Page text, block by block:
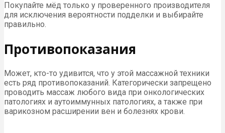
Покупайте мёд только у проверенного производителя
для исключения вероятности подделки и выбирайте
правильно.
Противопоказания
Может, кто-то удивится, что у этой массажной техники
есть ряд противопоказаний. Категорически запрещено
проводить массаж любого вида при онкологических
патологиях и аутоиммунных патологиях, а также при
варикозном расширении вен и болезнях крови.